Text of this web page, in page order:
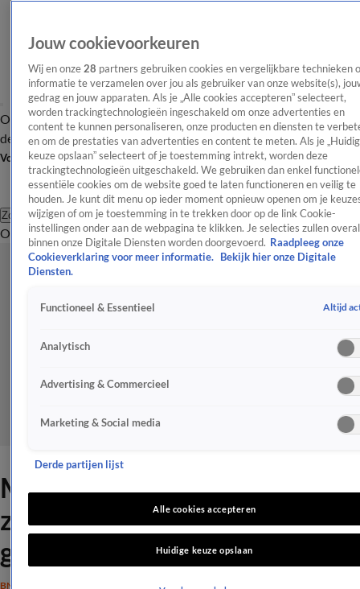
OverzichtAfleveringen Entertainment TV Algemeen
Tip
de redactieNieuwsbrief
Volg Shownieuws
Zoeken
OverzichtEntertainmentSpraakmakendRealityCrimeVideo's
Martijn Krabbé eerlijk over
zijn ziekte: 'Zonder kans op
genezing'
BN'ERS
Jouw cookievoorkeuren
Wij en onze 28 partners gebruiken cookies en vergelijkbare technieken
informatie te verzamelen over jou als gebruiker van onze website(s),
gedrag en jouw apparaten. Als je „Alle cookies accepteren” selecteert,
worden trackingtechnologieën ingeschakeld om onze advertenties en
content te kunnen personaliseren, onze producten en diensten te
en om de prestaties van advertenties en content te meten. Als je
keuze opslaan” selecteert of je toestemming intrekt, worden deze
trackingtechnologieën uitgeschakeld. We gebruiken dan enkel
essentiële cookies om de website goed te laten functioneren en veilig te
houden. Je kunt dit menu op ieder moment opnieuw openen om je
wijzigen of om je toestemming in te trekken door op de link Cookie-
instellingen onder aan de webpagina te klikken. Je selecties zullen overal
binnen onze Digitale Diensten worden doorgevoerd. Raadpleeg onze
Cookieverklaring voor meer informatie.
Bekijk hier onze Digitale
Diensten.
Functioneel & Essentieel Altijd
Analytisch
Advertising & Commercieel
Marketing & Social media
Derde partijen lijst
Alle cookies accepteren
Huidige keuze opslaan